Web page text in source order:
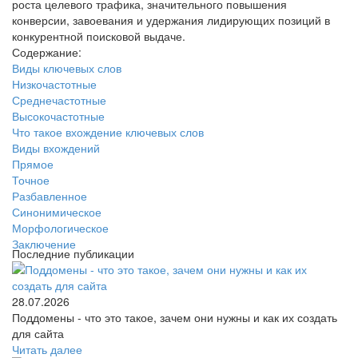
роста целевого трафика, значительного повышения
конверсии, завоевания и удержания лидирующих позиций в
конкурентной поисковой выдаче.
Содержание:
Виды ключевых слов
Низкочастотные
Среднечастотные
Высокочастотные
Что такое вхождение ключевых слов
Виды вхождений
Прямое
Точное
Разбавленное
Синонимическое
Морфологическое
Заключение
Последние публикации
28.07.2026
Поддомены - что это такое, зачем они нужны и как их создать
для сайта
Читать далее